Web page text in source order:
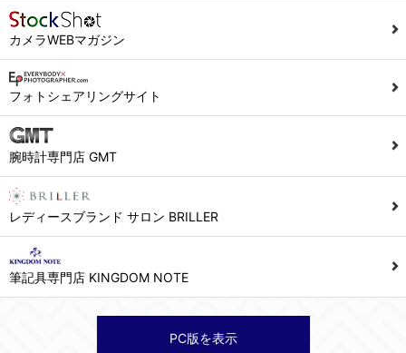
カメラWEBマガジン
フォトシェアリングサイト
腕時計専門店 GMT
レディースブランド サロン BRILLER
筆記具専門店 KINGDOM NOTE
PC版を表示